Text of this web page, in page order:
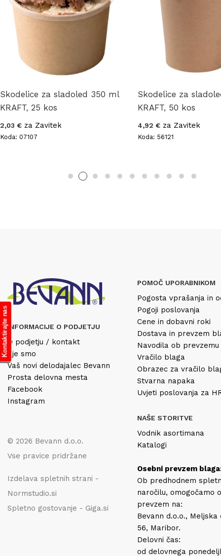
Skodelice za sladoled 350 ml
KRAFT, 25 kos
2,03 € za Zavitek
Koda: 07107
Skodelice za
KRAFT, 50 kos
4,92 € za Zavitek
Koda: 56121
INFORMACIJE O PODJETJU
O podjetju / kontakt
Kje smo
Vaš novi delodajalec Bevann
Prosta delovna mesta
Facebook
Instagram
© 2026 Bevann d.o.o.
Vse pravice pridržane
Izdelava spletnih strani -
Normstudio.si
Spletno gostovanje - Giga.si
POMOČ UPORABNIKOM
Pogosta vprašanja in
Pogoji poslovanja
Cene in dobavni roki
Dostava in prevzem
Navodila ob
Vračilo blaga
Obrazec za vračilo
Stvarna napaka
Uvjeti poslovanja za
NAŠE STORITVE
Vodnik asortimana
Katalogi
Osebni prevzem
Ob predhodnem
naročilu, omogočamo
prevzem na:
Bevann d.o.o., Meljska
56, Maribor.
Delovni čas:
od delovnega
Kontaktirajte nas